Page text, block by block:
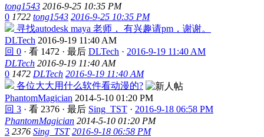
tong1543 2016-9-25 10:35 PM
0 1722 tong1543 2016-9-25 10:35 PM
寻找autodesk maya 老师， 有兴趣请pm，谢谢。
DLTech 2016-9-19 11:40 AM
回 0 · 看 1472 · 最后 DLTech · 2016-9-19 11:40 AM
DLTech 2016-9-19 11:40 AM
0 1472 DLTech 2016-9-19 11:40 AM
各位大大用什么软件看动漫的?
PhantomMagician 2014-5-10 01:20 PM
回 3 · 看 2376 · 最后 Sing_TST · 2016-9-18 06:58 PM
PhantomMagician 2014-5-10 01:20 PM
3 2376 Sing_TST 2016-9-18 06:58 PM